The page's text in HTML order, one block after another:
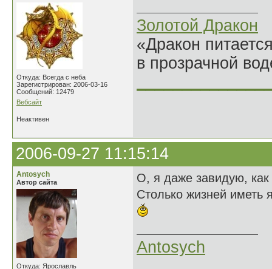
Откуда: Всегда с неба
Зарегистрирован: 2006-03-16
Сообщений: 12479
Вебсайт
Золотой Дракон
«Дракон
в прозрачной
Неактивен
2006-09-27 11:15:14
Antosych
Автор сайта
Откуда: Ярославль
О, я даже завидую, как
Столько жизней иметь
Antosych